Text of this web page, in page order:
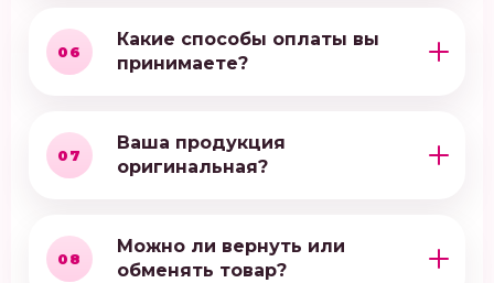
06
Какие способы оплаты вы
принимаете?
07
Ваша продукция
оригинальная?
08
Можно ли вернуть или
обменять товар?